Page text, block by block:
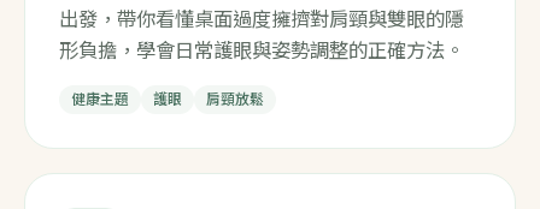
出發，帶你看懂桌面過度擁擠對肩頸與雙眼的隱
形負擔，學會日常護眼與姿勢調整的正確方法。
健康主題 護眼 肩頸放鬆